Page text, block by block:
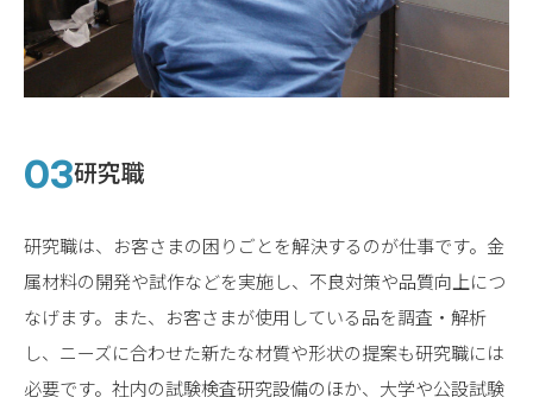
研究職
研究職は、お客さまの困りごとを解決するのが仕事です。金
属材料の開発や試作などを実施し、不良対策や品質向上につ
なげます。また、お客さまが使用している品を調査・解析
し、ニーズに合わせた新たな材質や形状の提案も研究職には
必要です。社内の試験検査研究設備のほか、大学や公設試験